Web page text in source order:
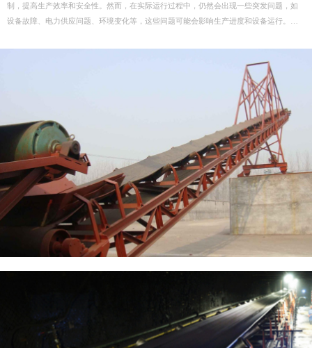
制，提高生产效率和安全性。然而，在实际运行过程中，仍然会出现一些突发问题，如
设备故障、电力供应问题、环境变化等，这些问题可能会影响生产进度和设备运行。为